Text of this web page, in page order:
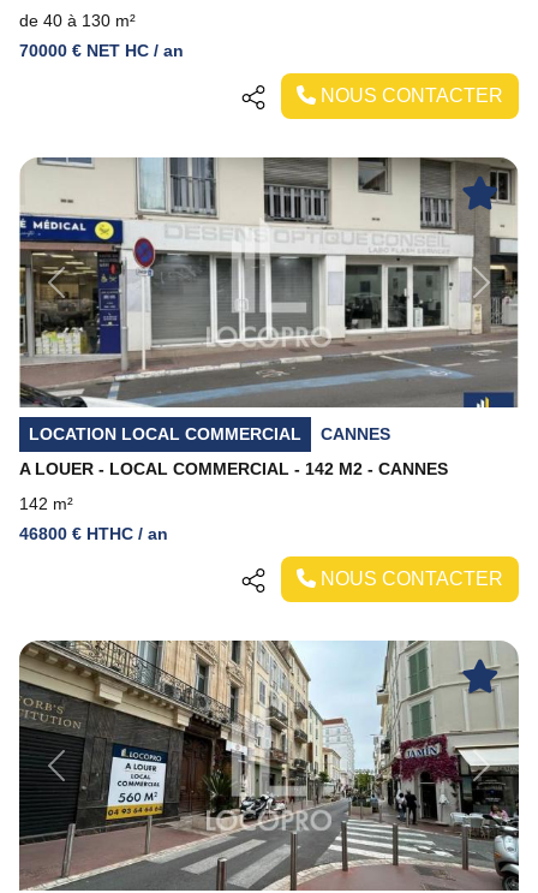
de 40 à 130 m²
70000 € NET HC / an
NOUS CONTACTER
Previous Next
LOCATION LOCAL COMMERCIAL
CANNES
A LOUER - LOCAL COMMERCIAL - 142 M2 - CANNES
142 m²
46800 € HTHC / an
NOUS CONTACTER
Previous Next